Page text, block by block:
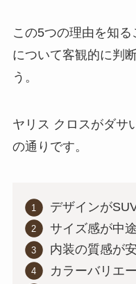
この5つの理由を知
について客観的に判
う。
ヤリス クロスがダサ
の通りです。
デザインが
サイズ感が中
内装の質感が
カラーバリエ